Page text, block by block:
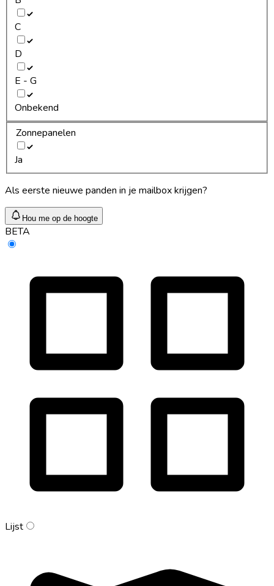
C
D
E - G
Onbekend
Zonnepanelen
Ja
Als eerste nieuwe panden in je mailbox krijgen?
Hou me op de hoogte
BETA
Lijst